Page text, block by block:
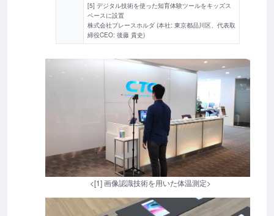
[5] デジタル技術を使った知育体験ツールをキッズス
ペースに設置
株式会社プレースホルダ (本社: 東京都品川区、代表取
締役CEO: 後藤 貴史)
<[1] 画像認識技術を用いた体温測定>